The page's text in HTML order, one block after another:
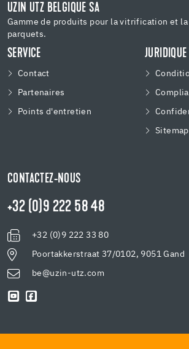
UZIN UTZ BELGIQUE SA
Gamme de produits pour la vitrification et
parquets.
SERVICE
Contact
Partenaires
Points d'entretien
JURIDIQUE
Sitemap
CONTACTEZ-NOUS
+32 (0)9 222 58 48
+32 (0)9 222 33 80
Poortakkerstraat 37/0102, 9051 Gand
be@uzin-utz.com